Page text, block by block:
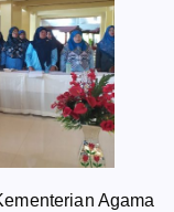
Agama